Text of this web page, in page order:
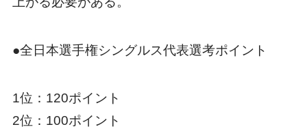
●全日本選手権シングルス代表選考ポイント
1位：120ポイント
2位：100ポイント